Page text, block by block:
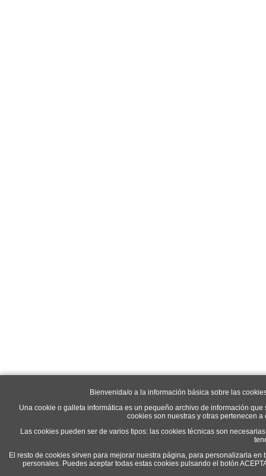
Bienvenida/o a la información básica sobre las
Una cookie o galleta informática es un pequeño archivo de información
cookies son nuestras y otras pertenecen
Las cookies pueden ser de varios tipos: las cookies técnicas son
El resto de cookies sirven para mejorar nuestra página, para personalizarla
personales. Puedes aceptar todas estas cookies pulsando el botón